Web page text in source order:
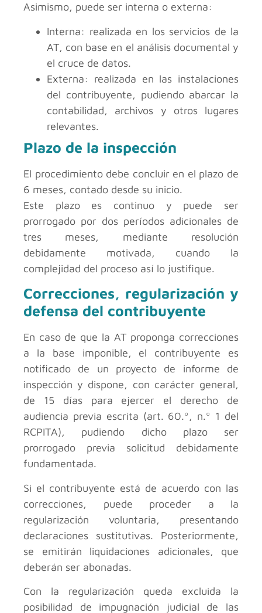
Asimismo, puede ser interna o externa:
Interna: realizada en los servicios de la
AT, con base en el análisis documental y
el cruce de datos.
Externa: realizada en las instalaciones
del contribuyente, pudiendo abarcar la
contabilidad, archivos y otros lugares
relevantes.
Plazo de la inspección
El procedimiento debe concluir en el plazo de
6 meses, contado desde su inicio.
Este plazo es continuo y puede ser
prorrogado por dos períodos adicionales de
tres meses, mediante resolución
debidamente motivada, cuando la
complejidad del proceso así lo justifique.
Correcciones, regularización y
defensa del contribuyente
En caso de que la AT proponga correcciones
a la base imponible, el contribuyente es
notificado de un proyecto de informe de
inspección y dispone, con carácter general,
de 15 días para ejercer el derecho de
audiencia previa escrita (art. 60.º, n.º 1 del
RCPITA), pudiendo dicho plazo ser
prorrogado previa solicitud debidamente
fundamentada.
Si el contribuyente está de acuerdo con las
correcciones, puede proceder a la
regularización voluntaria, presentando
declaraciones sustitutivas. Posteriormente,
se emitirán liquidaciones adicionales, que
deberán ser abonadas.
Con la regularización queda excluida la
posibilidad de impugnación judicial de las